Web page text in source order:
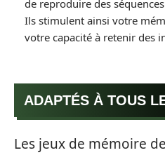
de reproduire des
Ils stimulent ainsi votre
votre capacité à retenir des
ADAPTÉS À TOUS
Les jeux de mémoire